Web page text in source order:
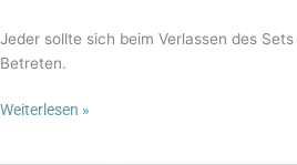
Jeder sollte sich beim Verlassen des
Betreten.
Weiterlesen »